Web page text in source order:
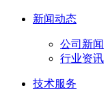
新闻动态
公司新闻
行业资讯
技术服务